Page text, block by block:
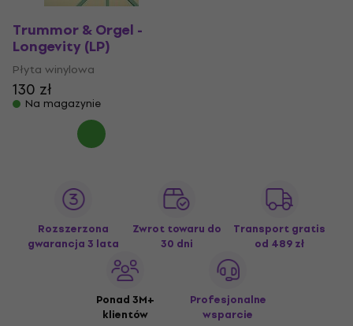
Trummor & Orgel -
Longevity (LP)
Płyta winylowa
130 zł
Na magazynie
Rozszerzona
gwarancja 3 lata
Zwrot towaru do
30 dni
Transport gratis
od 489 zł
Ponad 3M+
klientów
Profesjonalne
wsparcie